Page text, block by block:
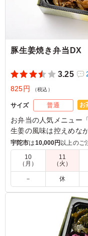
豚生姜焼き弁当DX
3.25
825円 （税込）
サイズ 普通 お
お弁当の人気メニュー
生姜の風味は控えめな
いてご飯がすすんじゃ
4.0
お肉がたくさんあ
し物足りないかな？
どいいと思います。
たたかかったらもっ
ご利用シーン： イベン
宇陀市は10,000円以上のご
10
（月）
11
（火）
－ 休